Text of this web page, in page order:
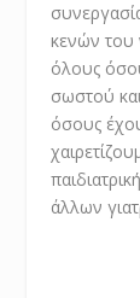
κενών του
όλους
σωστού
όσους
άλλων